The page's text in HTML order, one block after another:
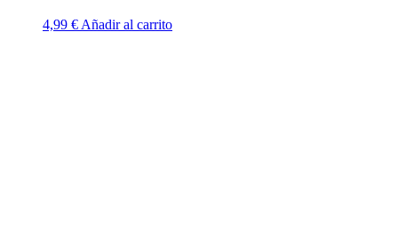
4,99 € Añadir al carrito